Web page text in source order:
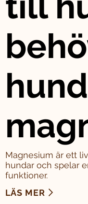
Magnesium är ett
hundar och spelar
funktioner.
LÄS MER